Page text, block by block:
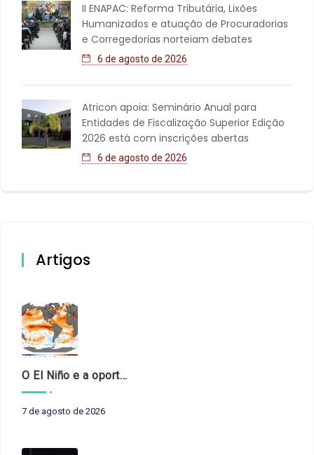
II ENAPAC: Reforma Tributária, Lixões
Humanizados e atuação de Procuradorias
e Corregedorias norteiam debates
6 de agosto de 2026
Atricon apoia: Seminário Anual para
Entidades de Fiscalização Superior Edição
2026 está com inscrições abertas
6 de agosto de 2026
Artigos
O El Niño e a oportunidade de fortalecer o controle externo das políticas climáticas
7 de agosto de 2026